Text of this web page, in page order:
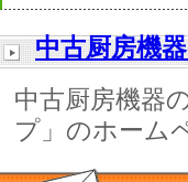
中古厨房機
中古厨房機器
プ」のホーム